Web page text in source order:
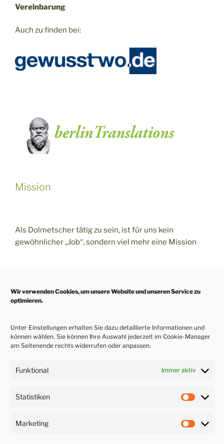
Wir verwenden Cookies, um unsere Website und unseren Service zu
optimieren.
Unter Einstellungen erhalten Sie dazu detaillierte Informationen und
können wählen. Sie können Ihre Auswahl jederzeit im Cookie-Manager
am Seitenende rechts widerrufen oder anpassen.
Funktional Immer aktiv
Statistiken
Marketing
Vereinbarung
Auch zu finden bei:
Mission
Als Dolmetscher tätig zu sein, ist für uns kein
gewöhnlicher „Job“, sondern viel mehr eine Mission
Video Französische Vorstellung
https://youtu.be/kzwmsbDs3VE
Video Italienische Vorstellung